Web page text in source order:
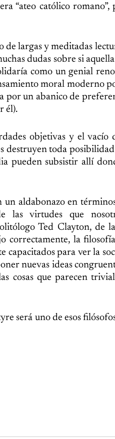
“ateo católico romano”,
largas y meditadas
dudas sobre si
como un genial
moral moderno
por un abanico de
él).
objetivas y el vacío
destruyen toda
pueden subsistir allí
un aldabonazo en
las virtudes que
Ted Clayton, de
correctamente, la
capacitados para ver la
nuevas ideas
cosas que parecen
será uno de esos